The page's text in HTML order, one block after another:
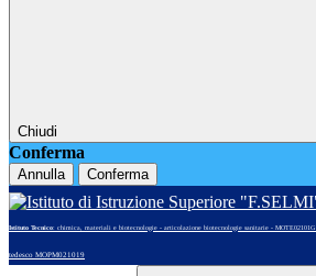
Chiudi
Conferma
Annulla Conferma
Istituto Tecnico: chimica, materiali e biotecnologie - articolazione biotecnologie sanitarie - MOTE02101G
tedesco MOPM021019